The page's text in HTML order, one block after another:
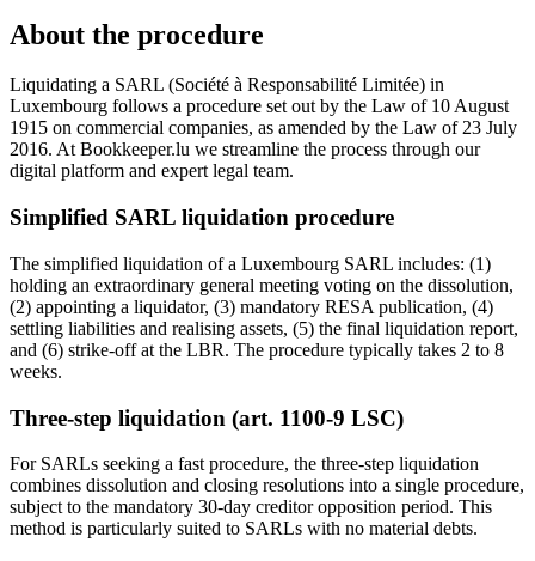
About the procedure
Liquidating a SARL (Société à Responsabilité Limitée) in
Luxembourg follows a procedure set out by the Law of 10 August
1915 on commercial companies, as amended by the Law of 23 July
2016. At Bookkeeper.lu we streamline the process through our
digital platform and expert legal team.
Simplified SARL liquidation procedure
The simplified liquidation of a Luxembourg SARL includes: (1)
holding an extraordinary general meeting voting on the dissolution,
(2) appointing a liquidator, (3) mandatory RESA publication, (4)
settling liabilities and realising assets, (5) the final liquidation report,
and (6) strike-off at the LBR. The procedure typically takes 2 to 8
weeks.
Three-step liquidation (art. 1100-9 LSC)
For SARLs seeking a fast procedure, the three-step liquidation
combines dissolution and closing resolutions into a single procedure,
subject to the mandatory 30-day creditor opposition period. This
method is particularly suited to SARLs with no material debts.